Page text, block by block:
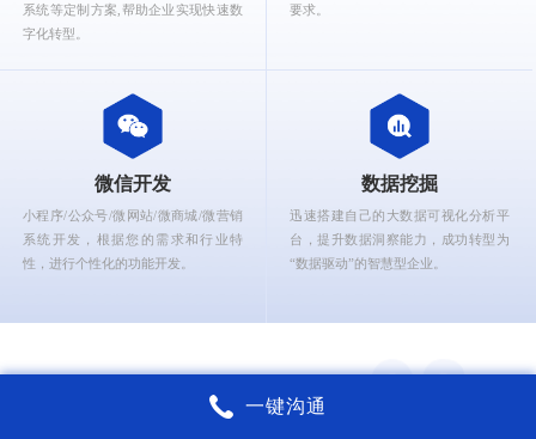
系统等定制方案,帮助企业实现快速数
字化转型。
要求。
微信开发
小程序/公众号/微网站/微商城/微营销
系统开发，根据您的需求和行业特
性，进行个性化的功能开发。
数据挖掘
迅速搭建自己的大数据可视化分析平
台，提升数据洞察能力，成功转型为
“数据驱动”的智慧型企业。
锐智互动核心能力
一键沟通